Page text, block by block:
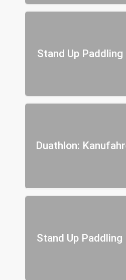
Stand Up
Duathlon:
Stand Up Paddling